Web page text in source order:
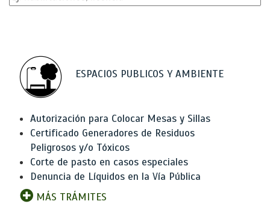
ESPACIOS PUBLICOS Y AMBIENTE
Autorización para Colocar Mesas y Sillas
Certificado Generadores de Residuos
Peligrosos y/o Tóxicos
Corte de pasto en casos especiales
Denuncia de Líquidos en la Vía Pública
MÁS TRÁMITES